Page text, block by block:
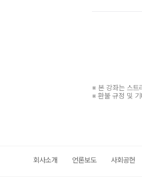
※ 본 강좌는 스트
※ 환불 규정 및
회사소개 언론보도 사회공헌